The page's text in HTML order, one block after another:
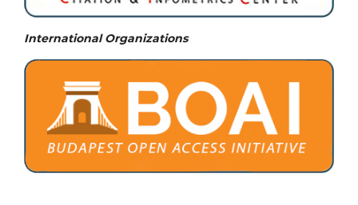
International Organizations